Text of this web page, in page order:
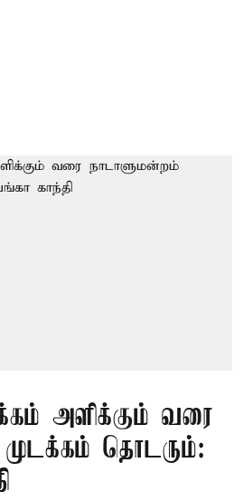
அளிக்கும் வரை
தொடரும்: